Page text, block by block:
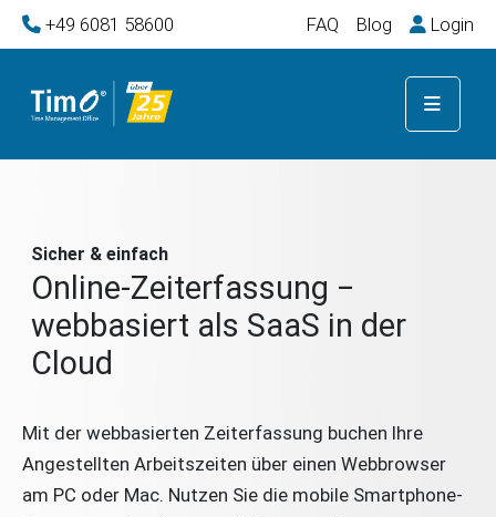
+49 6081 58600 FAQ Blog Login
Sicher & einfach
Online-Zeiterfassung ‒
webbasiert als SaaS in der
Cloud
Mit der webbasierten Zeiterfassung buchen Ihre
Angestellten Arbeitszeiten über einen Webbrowser
am PC oder Mac. Nutzen Sie die mobile Smartphone-